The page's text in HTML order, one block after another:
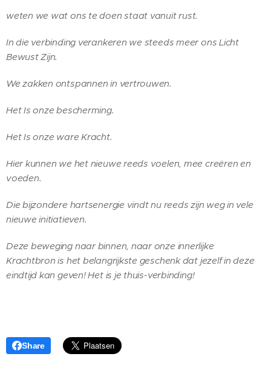
weten we wat ons te doen staat vanuit rust.
In die verbinding verankeren we steeds meer ons Licht
Bewust Zijn.
We zakken ontspannen in vertrouwen.
Het Is onze bescherming.
Het Is onze ware Kracht.
Hier kunnen we het nieuwe reeds voelen, mee creëren en
voeden.
Die bijzondere hartsenergie vindt nu reeds zijn weg in vele
nieuwe initiatieven.
Deze beweging naar binnen, naar onze innerlijke
Krachtbron is het belangrijkste geschenk dat jezelf in deze
eindtijd kan geven! Het is je thuis-verbinding!
Share